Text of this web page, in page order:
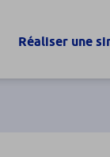
Réaliser une